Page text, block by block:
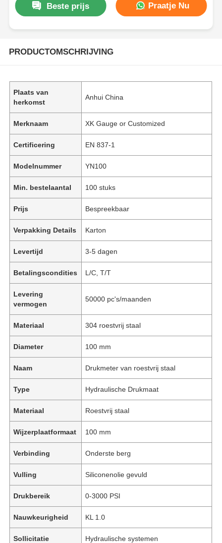
Beste prijs Praatje Nu
PRODUCTOMSCHRIJVING
Plaats van
herkomst
Anhui China
Merknaam XK Gauge or Customized
Certificering EN 837-1
Modelnummer YN100
Min. bestelaantal 100 stuks
Prijs Bespreekbaar
Verpakking Details Karton
Levertijd 3-5 dagen
Betalingscondities L/C, T/T
Levering
vermogen
50000 pc's/maanden
Materiaal 304 roestvrij staal
Diameter 100 mm
Naam Drukmeter van roestvrij staal
Type Hydraulische Drukmaat
Materiaal Roestvrij staal
Wijzerplaatformaat 100 mm
Verbinding Onderste berg
Vulling Siliconenolie gevuld
Drukbereik 0-3000 PSI
Nauwkeurigheid KL 1.0
Sollicitatie Hydraulische systemen